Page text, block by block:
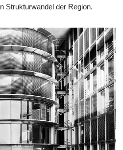
Strukturwandel der Region.